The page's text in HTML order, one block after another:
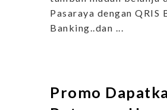
Pasaraya dengan
Banking..dan ...
Promo